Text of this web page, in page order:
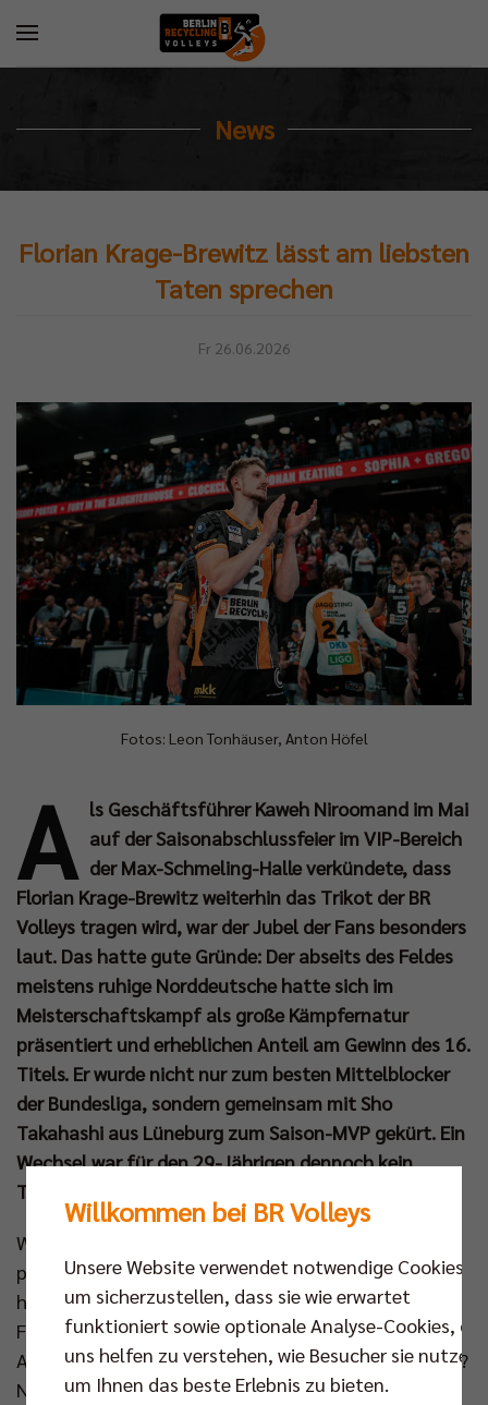
News
Florian Krage-Brewitz lässt am liebsten
Taten sprechen
Fr 26.06.2026
Fotos: Leon Tonhäuser, Anton Höfel
A ls Geschäftsführer Kaweh Niroomand im Mai
auf der Saisonabschlussfeier im VIP-Bereich
der Max-Schmeling-Halle verkündete, dass
Florian Krage-Brewitz weiterhin das Trikot der BR
Volleys tragen wird, war der Jubel der Fans besonders
laut. Das hatte gute Gründe: Der abseits des Feldes
meistens ruhige Norddeutsche hatte sich im
Meisterschaftskampf als große Kämpfernatur
präsentiert und erheblichen Anteil am Gewinn des 16.
Titels. Er wurde nicht nur zum besten Mittelblocker
der Bundesliga, sondern gemeinsam mit Sho
Takahashi aus Lüneburg zum Saison-MVP gekürt. Ein
Wechsel war für den 29-Jährigen dennoch kein
Thema.
Warum nicht, beantwortet der Nationalspieler
pragmatisch: „Das ist eigentlich ganz einfach. Ich
hatte noch Vertrag in Berlin. Von daher hat sich die
Frage gar nicht gestellt.“ Aber es wird doch,
Arbeitspapier hin oder her, Anfragen gegeben haben?
Nun erst wird der einstige Lüneburger, der über
Willkommen bei BR Volleys
Unsere Website verwendet notwendige Cookies,
um sicherzustellen, dass sie wie erwartet
funktioniert sowie optionale Analyse-Cookies, die
uns helfen zu verstehen, wie Besucher sie nutzen,
um Ihnen das beste Erlebnis zu bieten.